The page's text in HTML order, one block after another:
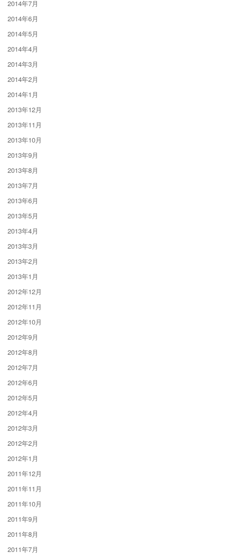
2014年7月
2014年6月
2014年5月
2014年4月
2014年3月
2014年2月
2014年1月
2013年12月
2013年11月
2013年10月
2013年9月
2013年8月
2013年7月
2013年6月
2013年5月
2013年4月
2013年3月
2013年2月
2013年1月
2012年12月
2012年11月
2012年10月
2012年9月
2012年8月
2012年7月
2012年6月
2012年5月
2012年4月
2012年3月
2012年2月
2012年1月
2011年12月
2011年11月
2011年10月
2011年9月
2011年8月
2011年7月